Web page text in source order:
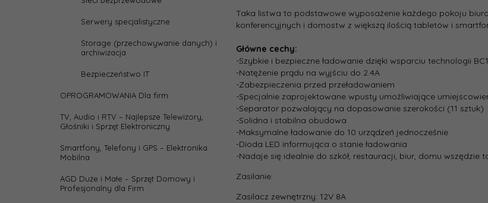
Serwery specjalistyczne
Storage (przechowywanie danych) i
archiwizacja
Bezpieczeństwo IT
OPROGRAMOWANIA Dla firm
TV, Audio i RTV – Najlepsze Telewizory,
Głośniki i Sprzęt Elektroniczny
Smartfony, Telefony i GPS – Elektronika
Mobilna
AGD Duże i Małe – Sprzęt Domowy i
Profesjonalny dla Firm
Taka listwa to podstawowe wyposażenie każdego pokoju
konferencyjnych i domostw z większą ilością tabletów i
Główne cechy:
-Szybkie i bezpieczne ładowanie dzięki wsparciu technologii
-Natężenie prądu na wyjściu do 2.4A
-Zabezpieczenia przed przeładowaniem
-Specjalnie zaprojektowane wpusty umożliwiające
-Separator pozwalający na dopasowanie szerokości (11 sztuk)
-Solidna i stabilna obudowa
-Maksymalne ładowanie do 10 urządzeń jednocześnie
-Dioda LED informująca o stanie ładowania
-Nadaje się idealnie do szkół, restauracji, biur, domu
Zasilanie:
Zasilacz zewnętrzny: 12V 8A
Kolor: Biały
portów:
Ładowanie
urządzeń:
Porty: 10 x USB Type A Żeńska
Rodzaj: Aktywny
Standard: